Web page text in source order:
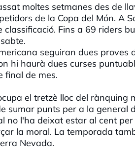
moltes setmanes des de
de la Copa del Món. A
classificació. Fins a 69 riders
seguiran dues proves
hi haurà dues curses
final de mes.
el tretzè lloc del
sumar punts per a la general
no l'ha deixat estar al cent
la moral. La temporada
Nevada.